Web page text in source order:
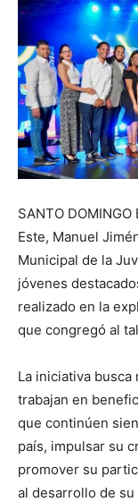
SANTO
Este, Manuel
Municipal de la
jóvenes
realizado en la
que congregó al
La iniciativa
trabajan en
que continúen
país, impulsar su
promover su
al desarrollo de su